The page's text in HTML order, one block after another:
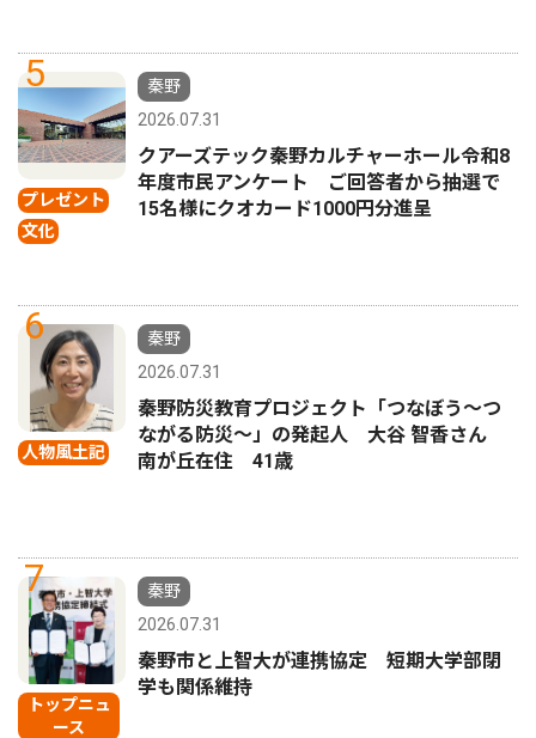
5
プレゼント
文化
秦野
2026.07.31
クアーズテック秦野カルチャーホール令和8
年度市民アンケート ご回答者から抽選で
15名様にクオカード1000円分進呈
6
人物風土記
秦野
2026.07.31
秦野防災教育プロジェクト「つなぼう〜つ
ながる防災〜」の発起人 大谷 智香さん
南が丘在住 41歳
7
トップニュ
ース
秦野
2026.07.31
秦野市と上智大が連携協定 短期大学部閉
学も関係維持